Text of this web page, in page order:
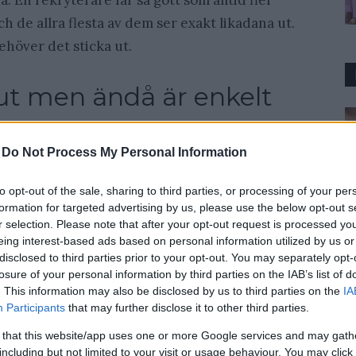
Do Not Process My Personal Information
opt-out of the sale, sharing to third parties, or processing of your
for targeted advertising by us, please use the below opt-out
selection. Please note that after your opt-out request is processed
interest-based ads based on personal information utilized by us
to third parties prior to your opt-out. You may separately
of your personal information by third parties on the IAB’s list of
This information may also be disclosed by us to third parties on the
Participants that may further disclose it to other third parties.
that this website/app uses one or more Google services and may
but not limited to your visit or usage behaviour. You may
de allra flesta av dem ser exakt likadana ut.
det sticka ut.
men ändå är enkelt
en tjänst där du på ett mycket enkelt sätt
blir din egen hemsida. Du kan sedan
papper eller spara ned det som en PDF, vad
enkelhet och att det är intressant. Du
det som är du, inte en massa onödig
något liknande, ingen bryr sig om det.